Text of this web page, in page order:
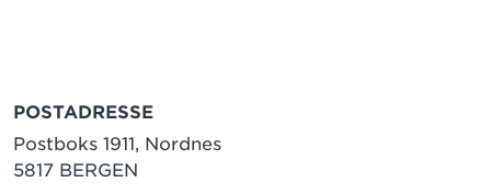
POSTADRESSE
Postboks 1911, Nordnes
5817 BERGEN